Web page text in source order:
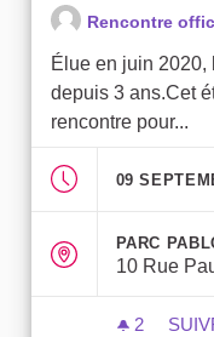
Rencontre
Élue en juin 2020,
depuis 3 ans.Cet
rencontre pour...
09
PARC
10 Rue
2 2